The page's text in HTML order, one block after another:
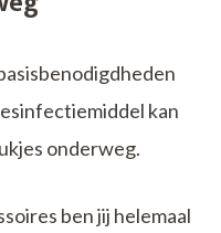
kan
onderweg.
ben jij helemaal